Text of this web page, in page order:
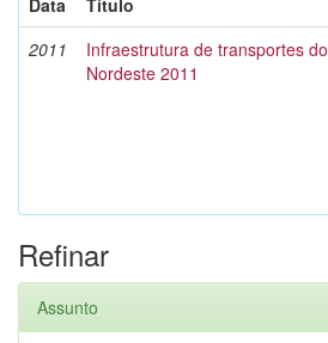
Data
Título
2011
Infraestrutura de transportes do
Nordeste 2011
Refinar
Assunto